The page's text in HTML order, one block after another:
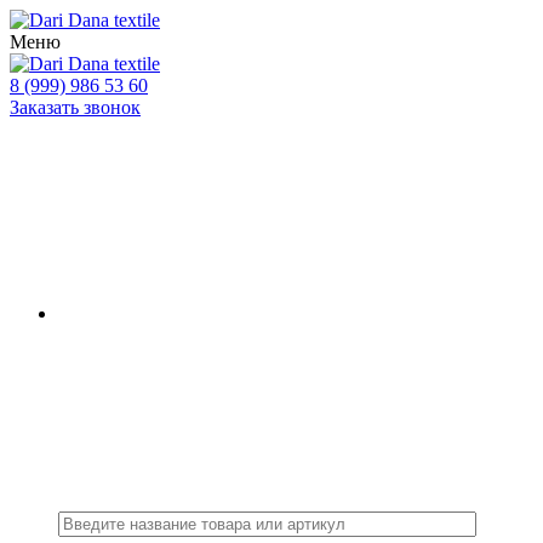
Меню
8 (999) 986 53 60
Заказать звонок